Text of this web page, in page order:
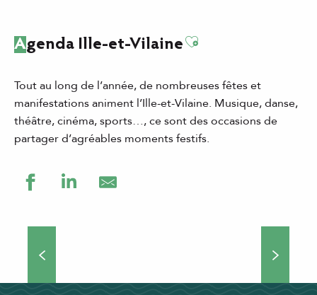
Agenda Ille-et-VilaineAjouter aux
Tout au long de l’année, de nombreuses fêtes et
manifestations animent l’Ille-et-Vilaine. Musique, danse,
théâtre, cinéma, sports…, ce sont des occasions de
partager d’agréables moments festifs.
Théâtre de rue, concerts, manifestations culturelles et
sportives… Si vous choisissez de venir séjourner en Ille-
DÉCOUVRIR